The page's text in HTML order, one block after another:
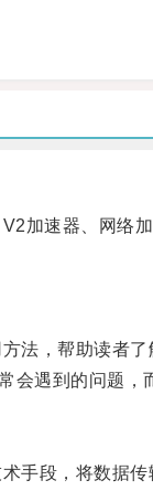
速器、网络加
，帮助读者了
遇到的问题，
段，将数据传